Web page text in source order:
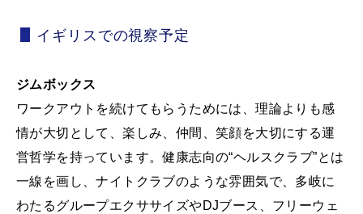
イギリスでの視察予定
ジムボックス
ワークアウトを続けてもらうためには、理論よりも感
情が大切として、楽しみ、仲間、笑顔を大切にする運
営哲学を持っています。健康志向の“ヘルスクラブ”とは
一線を画し、ナイトクラブのような雰囲気で、多岐に
わたるグループエクササイズやDJブース、フリーウェ